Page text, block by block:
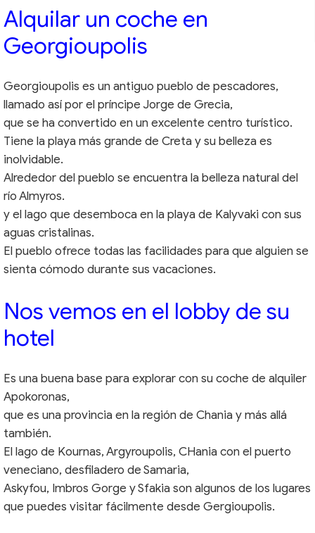
Alquilar un coche en
Georgioupolis
Georgioupolis es un antiguo pueblo de pescadores,
llamado así por el príncipe Jorge de Grecia,
que se ha convertido en un excelente centro turístico.
Tiene la playa más grande de Creta y su belleza es
inolvidable.
Alrededor del pueblo se encuentra la belleza natural del
río Almyros.
y el lago que desemboca en la playa de Kalyvaki con sus
aguas cristalinas.
El pueblo ofrece todas las facilidades para que alguien se
sienta cómodo durante sus vacaciones.
Nos vemos en el lobby de su
hotel
Es una buena base para explorar con su coche de alquiler
Apokoronas,
que es una provincia en la región de Chania y más allá
también.
El lago de Kournas, Argyroupolis, CHania con el puerto
veneciano, desfiladero de Samaria,
Askyfou, Imbros Gorge y Sfakia son algunos de los lugares
que puedes visitar fácilmente desde Gergioupolis.